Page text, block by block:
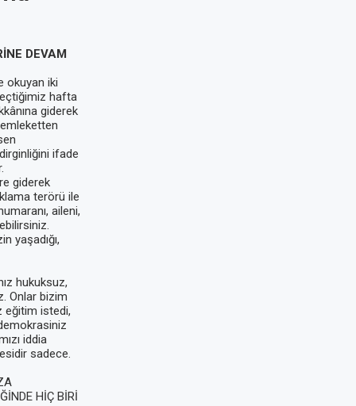
DEVAM
okuyan iki
hafta
giderek
ifade
giderek
terörü ile
aileni,
yaşadığı,
hukuksuz,
Onlar bizim
eğitim istedi,
iddia
sadece.
HİÇ BİRİ